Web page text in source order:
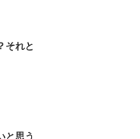
それと
と思う